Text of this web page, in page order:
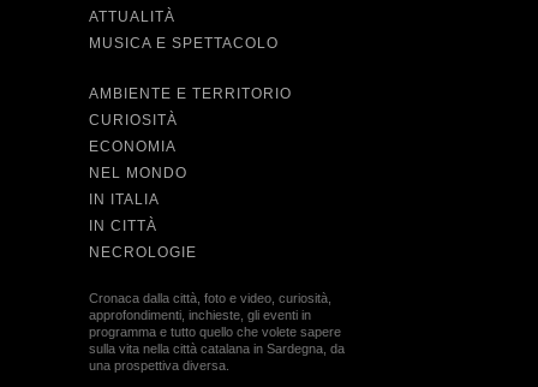
ATTUALITÀ
MUSICA E SPETTACOLO
AMBIENTE E TERRITORIO
CURIOSITÀ
ECONOMIA
NEL MONDO
IN ITALIA
IN CITTÀ
NECROLOGIE
Cronaca dalla città, foto e video, curiosità,
approfondimenti, inchieste, gli eventi in
programma e tutto quello che volete sapere
sulla vita nella città catalana in Sardegna, da
una prospettiva diversa.